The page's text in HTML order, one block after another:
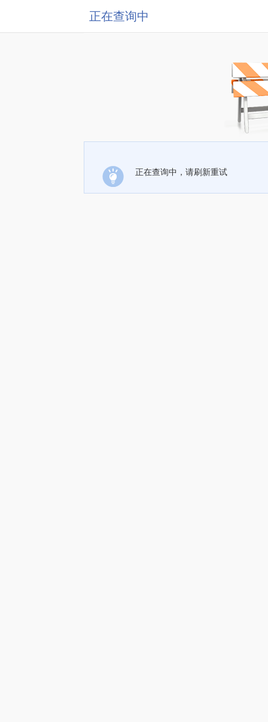
正在查询中
正在查询中，请刷新重试